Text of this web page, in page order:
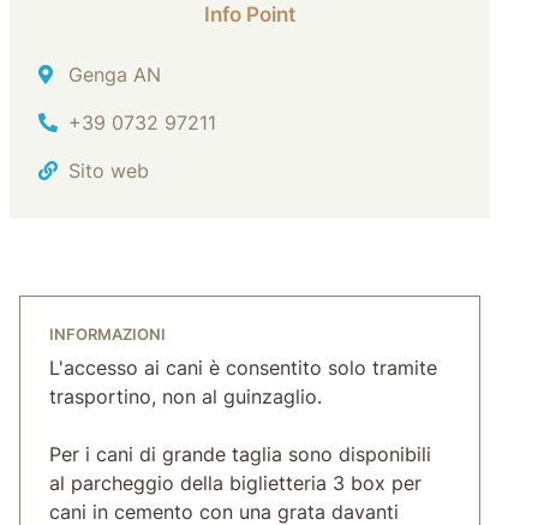
Info Point
Indirizzo
Genga AN
Tel.
+39 0732 97211
Sito web
INFORMAZIONI
L'accesso ai cani è consentito solo tramite
trasportino, non al guinzaglio.
Per i cani di grande taglia sono disponibili
al parcheggio della biglietteria 3 box per
cani in cemento con una grata davanti